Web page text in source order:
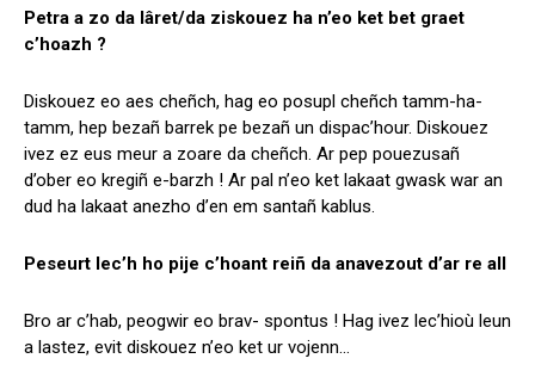
Petra a zo da lâret/da ziskouez ha n’eo ket bet graet
c’hoazh ?
Diskouez eo aes cheñch, hag eo posupl cheñch tamm-ha-
tamm, hep bezañ barrek pe bezañ un dispac’hour. Diskouez
ivez ez eus meur a zoare da cheñch. Ar pep pouezusañ
d’ober eo kregiñ e-barzh ! Ar pal n’eo ket lakaat gwask war an
dud ha lakaat anezho d’en em santañ kablus.
Peseurt lec’h ho pije c’hoant reiñ da anavezout d’ar re all
Bro ar c’hab, peogwir eo brav- spontus ! Hag ivez lec’hioù leun
a lastez, evit diskouez n’eo ket ur vojenn…